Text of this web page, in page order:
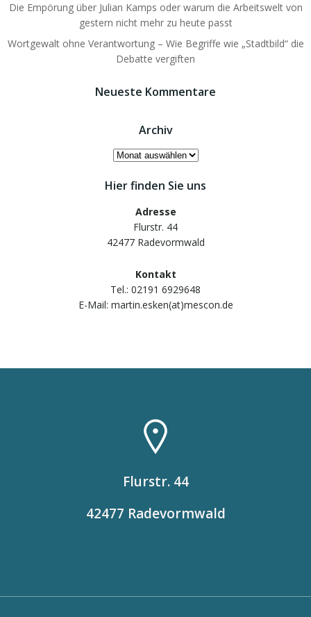
Die Empörung über Julian Kamps oder warum die Arbeitswelt von
gestern nicht mehr zu heute passt
Wortgewalt ohne Verantwortung – Wie Begriffe wie „Stadtbild“ die
Debatte vergiften
Neueste Kommentare
Archiv
Archiv
Hier finden Sie uns
Adresse
Flurstr. 44
42477 Radevormwald
Kontakt
Tel.: 02191 6929648
E-Mail: martin.esken(at)mescon.de
Flurstr. 44
42477 Radevormwald